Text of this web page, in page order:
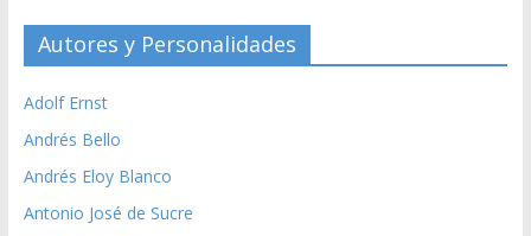
Autores y Personalidades
Adolf Ernst
Andrés Bello
Andrés Eloy Blanco
Antonio José de Sucre